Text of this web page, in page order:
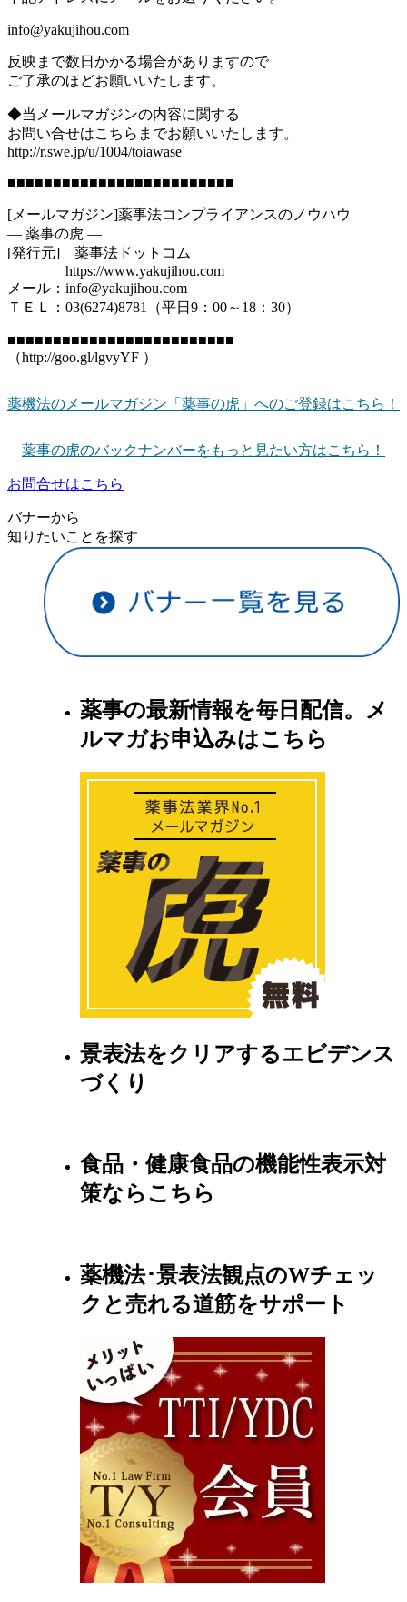
info@yakujihou.com
反映まで数日かかる場合がありますので
ご了承のほどお願いいたします。
◆当メールマガジンの内容に関する
お問い合せはこちらまでお願いいたします。
http://r.swe.jp/u/1004/toiawase
■■■■■■■■■■■■■■■■■■■■■■■■■
[メールマガジン]薬事法コンプライアンスのノウハウ
― 薬事の虎 ―
[発行元] 薬事法ドットコム
https://www.yakujihou.com
メール：info@yakujihou.com
ＴＥＬ：03(6274)8781（平日9：00～18：30）
■■■■■■■■■■■■■■■■■■■■■■■■■
（http://goo.gl/lgvyYF ）
薬機法のメールマガジン「薬事の虎」へのご登録はこちら！
薬事の虎のバックナンバーをもっと見たい方はこちら！
お問合せはこちら
バナーから
知りたいことを探す
薬事の最新情報を毎日配信。メ
ルマガお申込みはこちら
景表法をクリアするエビデンス
づくり
食品・健康食品の機能性表示対
策ならこちら
薬機法･景表法観点のWチェッ
クと売れる道筋をサポート